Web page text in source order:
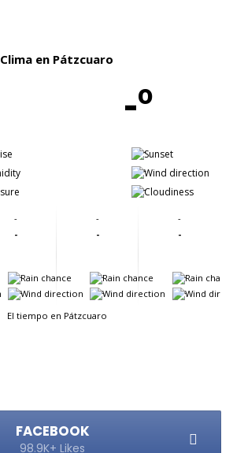
Clima en Pátzcuaro
-º
-
-
-
-
-
-
-
-
-
-
-
-
-
-
-
El tiempo en Pátzcuaro
FACEBOOK
98.9K+ Likes